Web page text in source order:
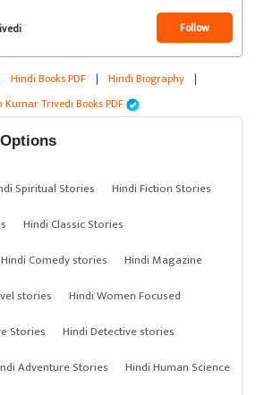
Follow
Hindi Books PDF | Hindi Biography |
Kumar Trivedi Books PDF
Spiritual Stories
Hindi Fiction Stories
Hindi Classic Stories
Hindi Comedy stories
Hindi Magazine
stories
Hindi Women Focused
Stories
Hindi Detective stories
Adventure Stories
Hindi Human Science